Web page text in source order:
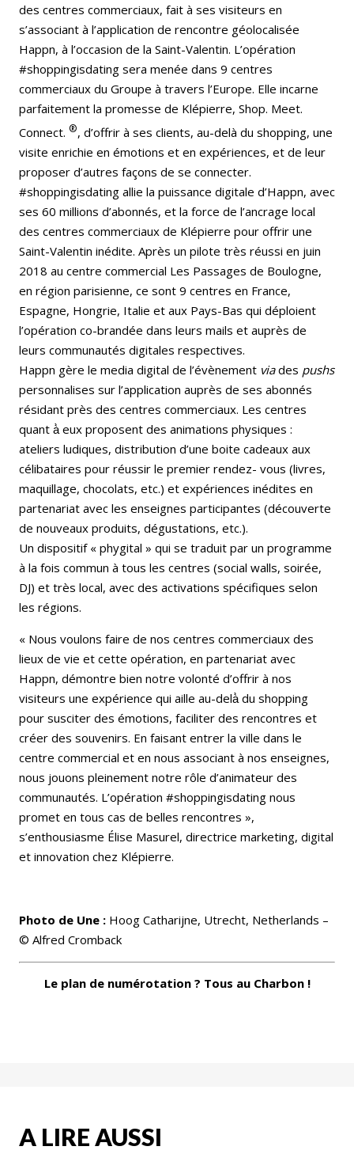
des centres commerciaux, fait à ses visiteurs en
s’associant à l’application de rencontre géolocalisée
Happn, à l’occasion de la Saint-Valentin. L’opération
#shoppingisdating sera menée dans 9 centres
commerciaux du Groupe à travers l’Europe. Elle incarne
parfaitement la promesse de Klépierre, Shop. Meet.
Connect. ®, d’offrir à ses clients, au-delà du shopping, une
visite enrichie en émotions et en expériences, et de leur
proposer d’autres façons de se connecter.
#shoppingisdating allie la puissance digitale d’Happn, avec
ses 60 millions d’abonnés, et la force de l’ancrage local
des centres commerciaux de Klépierre pour offrir une
Saint-Valentin inédite. Après un pilote très réussi en juin
2018 au centre commercial Les Passages de Boulogne,
en région parisienne, ce sont 9 centres en France,
Espagne, Hongrie, Italie et aux Pays-Bas qui déploient
l’opération co-brandée dans leurs mails et auprès de
leurs communautés digitales respectives.
Happn gère le media digital de l’évènement viades pushs
personnalises sur l’application auprès de ses abonnés
résidant près des centres commerciaux. Les centres
quant à̀ eux proposent des animations physiques :
ateliers ludiques, distribution d’une boite cadeaux aux
célibataires pour réussir le premier rendez- vous (livres,
maquillage, chocolats, etc.) et expériences inédites en
partenariat avec les enseignes participantes (découverte
de nouveaux produits, dégustations, etc.).
Un dispositif « phygital » qui se traduit par un programme
à la fois commun à tous les centres (social walls, soirée,
DJ) et très local, avec des activations spécifiques selon
les régions.
« Nous voulons faire de nos centres commerciaux des
lieux de vie et cette opération, en partenariat avec
Happn, démontre bien notre volonté d’offrir à nos
visiteurs une expérience qui aille au-delà̀ du shopping
pour susciter des émotions, faciliter des rencontres et
créer des souvenirs. En faisant entrer la ville dans le
centre commercial et en nous associant à nos enseignes,
nous jouons pleinement notre rôle d’animateur des
communautés. L’opération #shoppingisdating nous
promet en tous cas de belles rencontres »,
s’enthousiasme Élise Masurel, directrice marketing, digital
et innovation chez Klépierre.
Photo de Une : Hoog Catharijne, Utrecht, Netherlands –
© Alfred Cromback
Le plan de numérotation ? Tous au Charbon !
A LIRE AUSSI